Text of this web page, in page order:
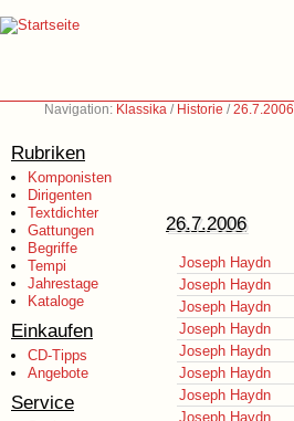
Navigation: Klassika / Historie /26.7.2006
Rubriken
Komponisten
Dirigenten
Textdichter
Gattungen
Begriffe
Tempi
Jahrestage
Kataloge
Einkaufen
CD-Tipps
Angebote
Service
26.7.2006
Joseph Haydn
Joseph Haydn
Joseph Haydn
Joseph Haydn
Joseph Haydn
Joseph Haydn
Joseph Haydn
Joseph Haydn